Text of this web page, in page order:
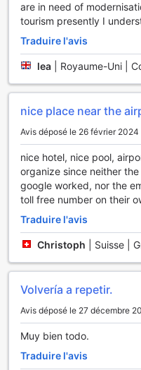
are in need of
tourism presently I
Traduire l'avis
lea Royaume-Uni |
nice place near the
Avis déposé le 26 février 2024
nice hotel, nice pool,
organize since neither
google worked, nor the
toll free number on their
Traduire l'avis
Christoph Suisse |
Volvería a repetir.
Avis déposé le 27 décembre
Muy bien todo.
Traduire l'avis